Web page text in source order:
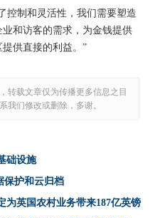
控制和灵活性，我们需要塑造
和访客的需求，为金钱提供
供直接的利益。”
转载文章仅为传播更多信息之目
我们修改或删除，多谢。
础设施
保护和云归档
为英国农村业务带来187亿英镑